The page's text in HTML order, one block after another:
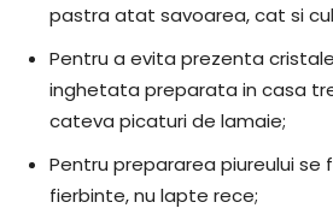
pastra atat savoarea, cat si
Pentru a evita prezenta
inghetata preparata in casa
cateva picaturi de lamaie;
Pentru prepararea piureului
fierbinte, nu lapte rece;